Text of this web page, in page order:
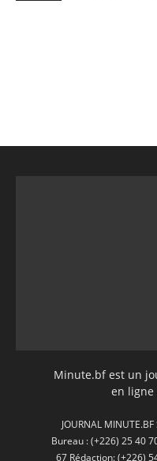
Minute.bf est un
en ligne
JOURNAL
Bureau : (+226) 25 40
67 Rédaction: (+226)